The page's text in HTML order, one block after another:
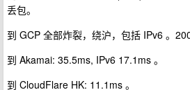
丢包。
到 GCP 全部炸裂，绕沪，包括 IPv6 。
到 Akamai: 35.5ms, IPv6 17.1ms 。
到 CloudFlare HK: 11.1ms 。